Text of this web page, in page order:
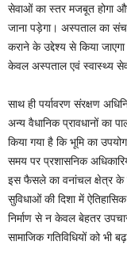
सेवाओं का स्तर मजबूत होगा और
जाना पड़ेगा। अस्पताल का
कराने के उद्देश्य से किया
केवल अस्पताल एवं स्वास्थ्य
साथ ही पर्यावरण संरक्षण
अन्य वैधानिक प्रावधानों का
किया गया है कि भूमि का
समय पर प्रशासनिक
इस फैसले का वनांचल क्षेत्र के
सुविधाओं की दिशा में
निर्माण से न केवल बेहतर
सामाजिक गतिविधियों को भी